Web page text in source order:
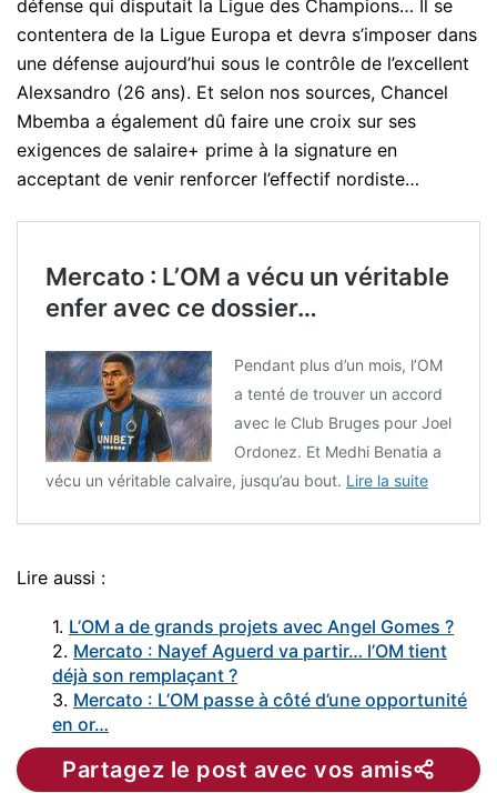
défense qui disputait la Ligue des Champions… Il se
contentera de la Ligue Europa et devra s’imposer dans
une défense aujourd’hui sous le contrôle de l’excellent
Alexsandro (26 ans). Et selon nos sources, Chancel
Mbemba a également dû faire une croix sur ses
exigences de salaire+ prime à la signature en
acceptant de venir renforcer l’effectif nordiste…
Mercato : L’OM a vécu un véritable
enfer avec ce dossier…
Pendant plus d’un mois, l’OM
a tenté de trouver un accord
avec le Club Bruges pour Joel
Ordonez. Et Medhi Benatia a
vécu un véritable calvaire, jusqu’au bout. Lire la suite
Lire aussi :
1. L’OM a de grands projets avec Angel Gomes ?
2. Mercato : Nayef Aguerd va partir… l’OM tient
déjà son remplaçant ?
3. Mercato : L’OM passe à côté d’une opportunité
en or…
Partagez le post avec vos amis